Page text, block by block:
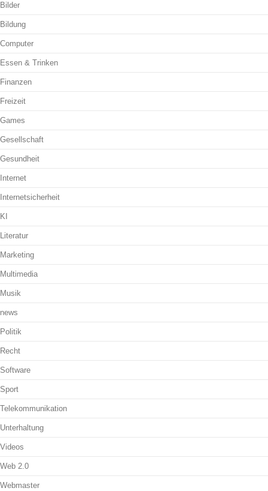
Bilder
Bildung
Computer
Essen & Trinken
Finanzen
Freizeit
Games
Gesellschaft
Gesundheit
Internet
Internetsicherheit
KI
Literatur
Marketing
Multimedia
Musik
news
Politik
Recht
Software
Sport
Telekommunikation
Unterhaltung
Videos
Web 2.0
Webmaster